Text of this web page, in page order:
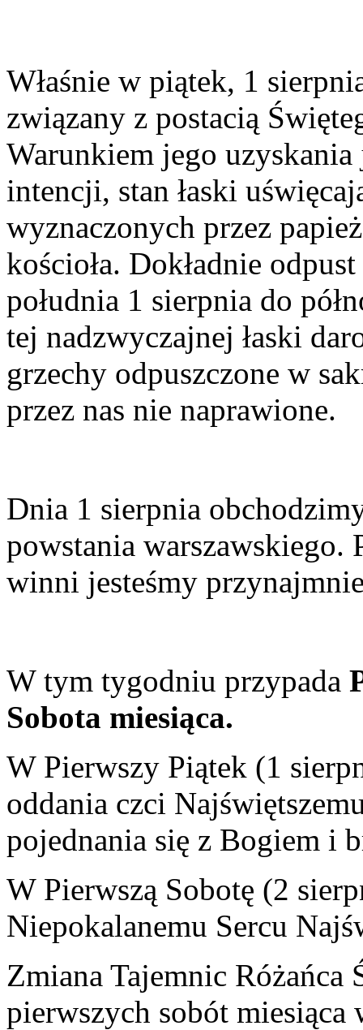
Właśnie w piątek, 1
związany z postacią
Warunkiem jego uzyskania
intencji, stan łaski
wyznaczonych przez
kościoła. Dokładnie
południa 1 sierpnia do
tej nadzwyczajnej łaski
grzechy odpuszczone w
przez nas nie naprawione.
Dnia 1 sierpnia
powstania warszawskiego.
winni jesteśmy
W tym tygodniu przypada
Sobota miesiąca.
W Pierwszy Piątek (1
oddania czci
pojednania się z Bogiem i
W Pierwszą Sobotę (2
Niepokalanemu Sercu
Zmiana Tajemnic Różańca
pierwszych sobót miesiąca